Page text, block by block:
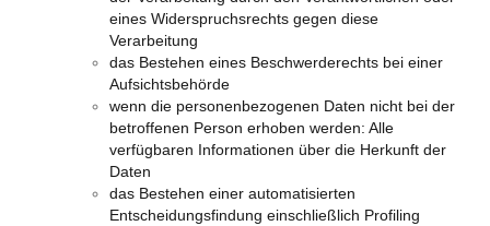
eines Widerspruchsrechts gegen diese
Verarbeitung
das Bestehen eines Beschwerderechts bei einer
Aufsichtsbehörde
wenn die personenbezogenen Daten nicht bei der
betroffenen Person erhoben werden: Alle
verfügbaren Informationen über die Herkunft der
Daten
das Bestehen einer automatisierten
Entscheidungsfindung einschließlich Profiling